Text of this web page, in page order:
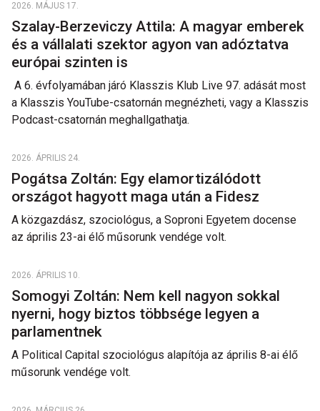
2026. MÁJUS 17.
Szalay-Berzeviczy Attila: A magyar emberek
és a vállalati szektor agyon van adóztatva
európai szinten is
A 6. évfolyamában járó Klasszis Klub Live 97. adását most
a Klasszis YouTube-csatornán megnézheti, vagy a Klasszis
Podcast-csatornán meghallgathatja.
2026. ÁPRILIS 24.
Pogátsa Zoltán: Egy elamortizálódott
országot hagyott maga után a Fidesz
A közgazdász, szociológus, a Soproni Egyetem docense
az április 23-ai élő műsorunk vendége volt.
2026. ÁPRILIS 10.
Somogyi Zoltán: Nem kell nagyon sokkal
nyerni, hogy biztos többsége legyen a
parlamentnek
A Political Capital szociológus alapítója az április 8-ai élő
műsorunk vendége volt.